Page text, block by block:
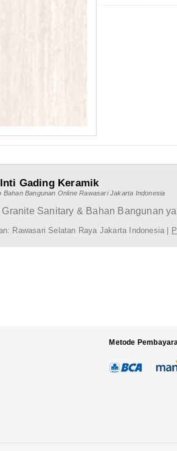
Inti Gading Keramik
Bahan Bangunan Online Rawasari Jakarta Indonesia
Sanitary & Bahan Bangunan
Rawasari Selatan Raya Jakarta Indonesia |
Metode